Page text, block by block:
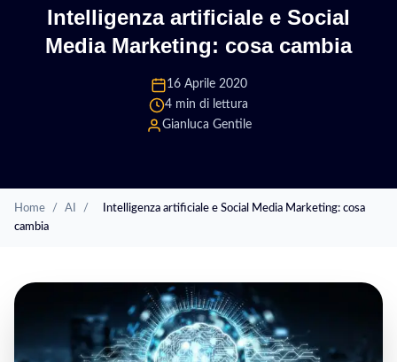
Intelligenza artificiale e Social
Media Marketing: cosa cambia
16 Aprile 2020
4 min di lettura
Gianluca Gentile
Home / AI /
Intelligenza artificiale e Social Media Marketing: cosa
cambia